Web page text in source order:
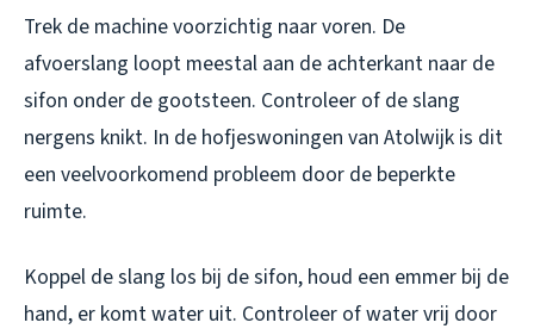
Trek de machine voorzichtig naar voren. De
afvoerslang loopt meestal aan de achterkant naar de
sifon onder de gootsteen. Controleer of de slang
nergens knikt. In de hofjeswoningen van Atolwijk is dit
een veelvoorkomend probleem door de beperkte
ruimte.
Koppel de slang los bij de sifon, houd een emmer bij de
hand, er komt water uit. Controleer of water vrij door